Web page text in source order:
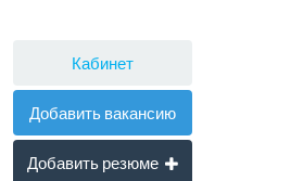
Кабинет
Добавить вакансию
Добавить резюме